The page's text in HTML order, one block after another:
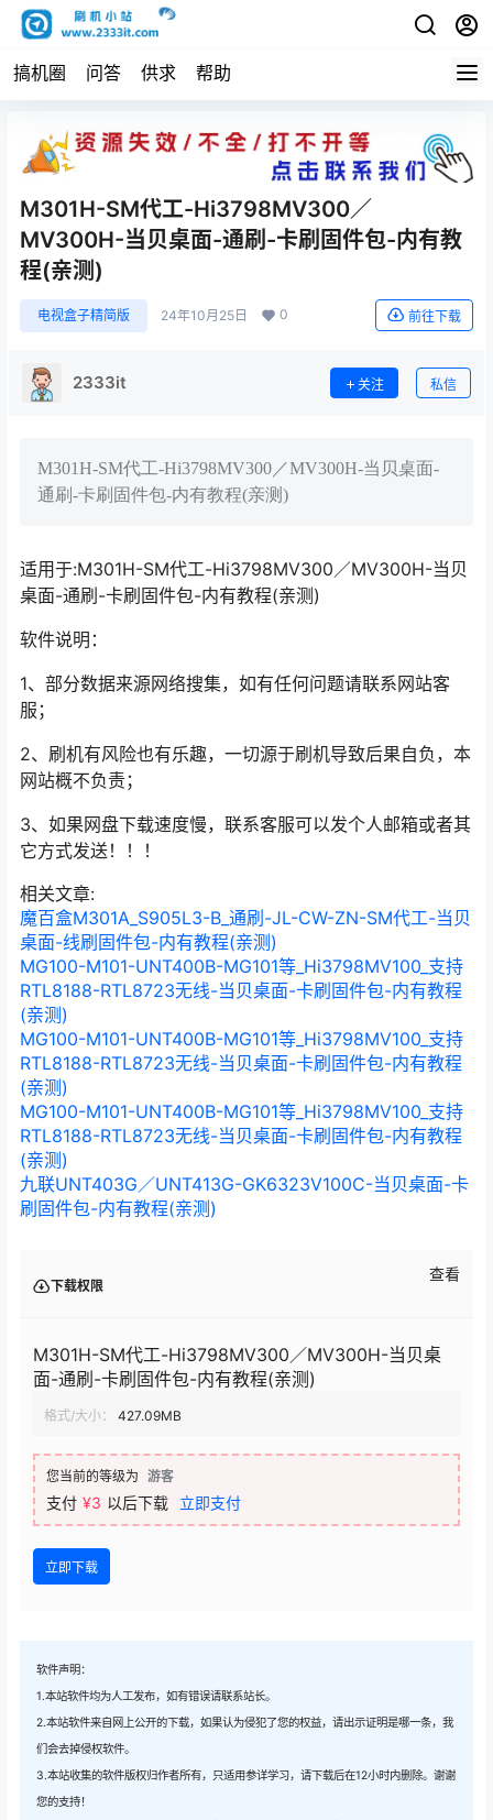
搞机圈 问答 供求 帮助
M301H-SM代工-Hi3798MV300／
MV300H-当贝桌面-通刷-卡刷固件包-内有教
程(亲测)
电视盒子精简版 24年10月25日 0 前往下载
2333it 关注 私信
M301H-SM代工-Hi3798MV300／MV300H-当贝桌面-
通刷-卡刷固件包-内有教程(亲测)
适用于:M301H-SM代工-Hi3798MV300／MV300H-当贝
桌面-通刷-卡刷固件包-内有教程(亲测)
软件说明：
1、部分数据来源网络搜集，如有任何问题请联系网站客
服；
2、刷机有风险也有乐趣，一切源于刷机导致后果自负，本
网站概不负责；
3、如果网盘下载速度慢，联系客服可以发个人邮箱或者其
它方式发送！！！
相关文章:
魔百盒M301A_S905L3-B_通刷-JL-CW-ZN-SM代工-当贝
桌面-线刷固件包-内有教程(亲测)
MG100-M101-UNT400B-MG101等_Hi3798MV100_支持
RTL8188-RTL8723无线-当贝桌面-卡刷固件包-内有教程
(亲测)
MG100-M101-UNT400B-MG101等_Hi3798MV100_支持
RTL8188-RTL8723无线-当贝桌面-卡刷固件包-内有教程
(亲测)
MG100-M101-UNT400B-MG101等_Hi3798MV100_支持
RTL8188-RTL8723无线-当贝桌面-卡刷固件包-内有教程
(亲测)
九联UNT403G／UNT413G-GK6323V100C-当贝桌面-卡
刷固件包-内有教程(亲测)
下载权限
查看
M301H-SM代工-Hi3798MV300／MV300H-当贝桌
面-通刷-卡刷固件包-内有教程(亲测)
格式/大小： 427.09MB
您当前的等级为 游客
支付 ¥3 以后下载 立即支付
立即下载
软件声明：
1.本站软件均为人工发布，如有错误请联系站长。
2.本站软件来自网上公开的下载，如果认为侵犯了您的权益，请出示证明是哪一条，我
们会去掉侵权软件。
3.本站收集的软件版权归作者所有，只适用参详学习，请下载后在12小时内删除。谢谢
您的支持！